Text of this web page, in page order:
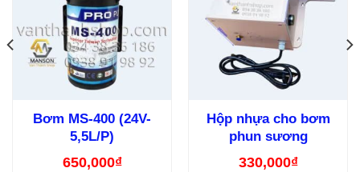
Bơm MS-400 (24V-
5,5L/P)
650,000₫
Hộp nhựa cho bơm
phun sương
330,000₫